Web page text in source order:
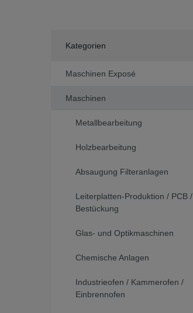
Kategorien
Maschinen Exposé
Maschinen
Metallbearbeitung
Holzbearbeitung
Absaugung Filteranlagen
Leiterplatten-Produktion / PCB /
Bestückung
Glas- und Optikmaschinen
Chemische Anlagen
Industrieofen / Kammerofen /
Einbrennofen